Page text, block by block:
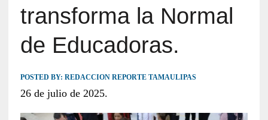
transforma la Normal
de Educadoras.
POSTED BY: REDACCION REPORTE TAMAULIPAS
26 de julio de 2025.